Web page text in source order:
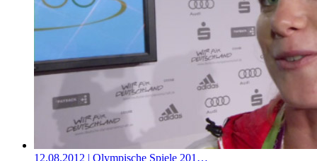
12.08.2012 | Olympische Spiele 201…